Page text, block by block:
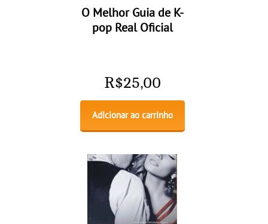
O Melhor Guia de K-
pop Real Oficial
R$25,00
Adicionar ao carrinho